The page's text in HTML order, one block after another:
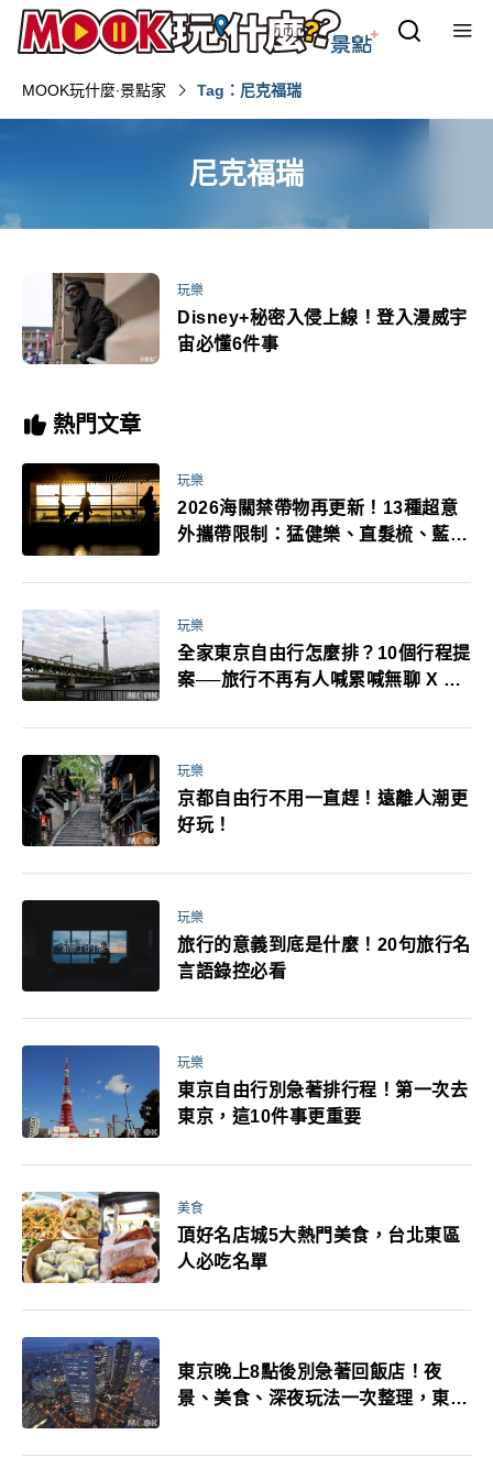
MOOK玩什麼‧景點家 Tag：尼克福瑞
尼克福瑞
玩樂
Disney+秘密入侵上線！登入漫威宇
宙必懂6件事
熱門文章
玩樂
2026海關禁帶物再更新！13種超意
外攜帶限制：猛健樂、直髮梳、藍牙
萬！注意事項一次看！
玩樂
全家東京自由行怎麼排？10個行程提
案──旅行不再有人喊累喊無聊 X 爸
玩樂
京都自由行不用一直趕！遠離人潮更
好玩！
玩樂
旅行的意義到底是什麼！20句旅行名
言語錄控必看
玩樂
東京自由行別急著排行程！第一次去
東京，這10件事更重要
美食
頂好名店城5大熱門美食，台北東區
人必吃名單
東京晚上8點後別急著回飯店！夜
景、美食、深夜玩法一次整理，東京